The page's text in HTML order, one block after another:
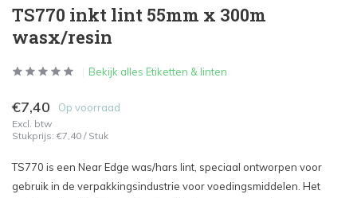
TS770 inkt lint 55mm x 300m
wasx/resin
Bekijk alles Etiketten & linten
€7,40 Op voorraad
Excl. btw
Stukprijs: €7,40 / Stuk
TS770 is een Near Edge was/hars lint, speciaal ontworpen voor
gebruik in de verpakkingsindustrie voor voedingsmiddelen. Het